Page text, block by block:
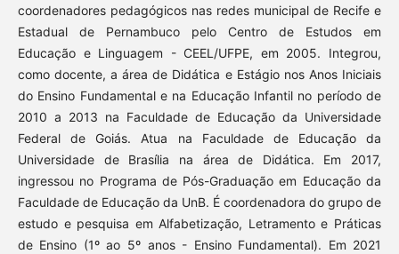
coordenadores pedagógicos nas redes municipal de Recife e
Estadual de Pernambuco pelo Centro de Estudos em
Educação e Linguagem - CEEL/UFPE, em 2005. Integrou,
como docente, a área de Didática e Estágio nos Anos Iniciais
do Ensino Fundamental e na Educação Infantil no período de
2010 a 2013 na Faculdade de Educação da Universidade
Federal de Goiás. Atua na Faculdade de Educação da
Universidade de Brasília na área de Didática. Em 2017,
ingressou no Programa de Pós-Graduação em Educação da
Faculdade de Educação da UnB. É coordenadora do grupo de
estudo e pesquisa em Alfabetização, Letramento e Práticas
de Ensino (1º ao 5º anos - Ensino Fundamental). Em 2021